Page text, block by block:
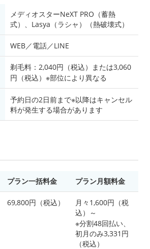
メディオスターNeXT PRO（蓄熱
式）、Lasya（ラシャ）（熱破壊式）
WEB／電話／LINE
剃毛料：2,040円（税込）または3,060
円（税込）※部位により異なる
予約日の2日前まで※以降はキャンセル
料が発生する場合があります
プラン一括料金 プラン月額料金
69,800円（税込）
月々1,600円（税
込）～
※分割48回払い、
初月のみ3,331円
（税込）